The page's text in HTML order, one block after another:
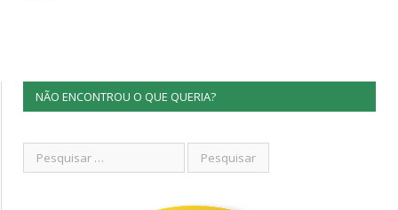
NÃO ENCONTROU O QUE QUERIA?